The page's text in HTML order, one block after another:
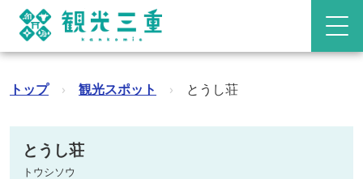
トップ › 観光スポット › とうし荘
とうし荘
トウシソウ